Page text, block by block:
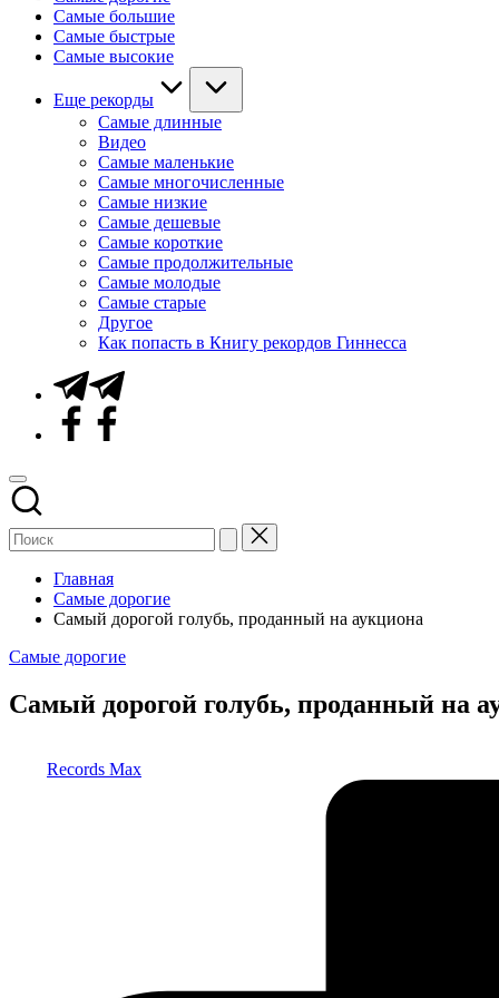
Самые большие
Самые быстрые
Самые высокие
Еще рекорды
Самые длинные
Видео
Самые маленькие
Самые многочисленные
Самые низкие
Самые дешевые
Самые короткие
Самые продолжительные
Самые молодые
Самые старые
Другое
Как попасть в Книгу рекордов Гиннесса
Telegram
Facebook
Главная
Самые дорогие
Самый дорогой голубь, проданный на аукциона
Опубликовано
Самые дорогие
Самый дорогой голубь, проданный на
Records Max